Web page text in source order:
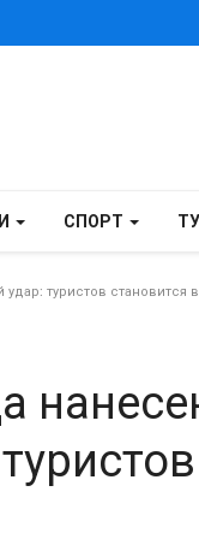
СПОРТ
туристов становится